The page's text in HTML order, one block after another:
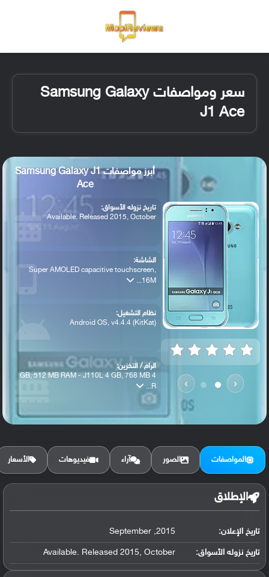
سعر ومواصفات Samsung Galaxy
J1 Ace
‹
›
أبرز مواصفات Samsung Galaxy J1
Ace
تاريخ نزوله الأسواق:
Available. Released 2015, October
الشاشة:
Super AMOLED capacitive touchscreen,
16M...
نظام التشغيل:
Android OS, v4.4.4 (KitKat)
الرام / التخزين:
4 GB, 512 MB RAM - J110L 4 GB, 768 MB
R...
الكاميرا الأساسية:
المواصفات الصور آراء فيديوهات الأسعار
الإطلاق
تاريخ الإعلان: 2015, September
تاريخ نزوله الأسواق: Available. Released 2015, October